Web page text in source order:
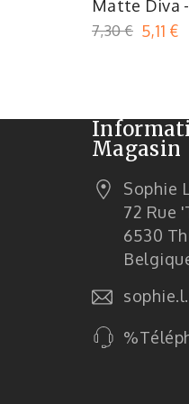
Matte Diva
Lèvres Cupio
7,30 € 5,11 €
Magasin
Sophie
72 Rue
6530